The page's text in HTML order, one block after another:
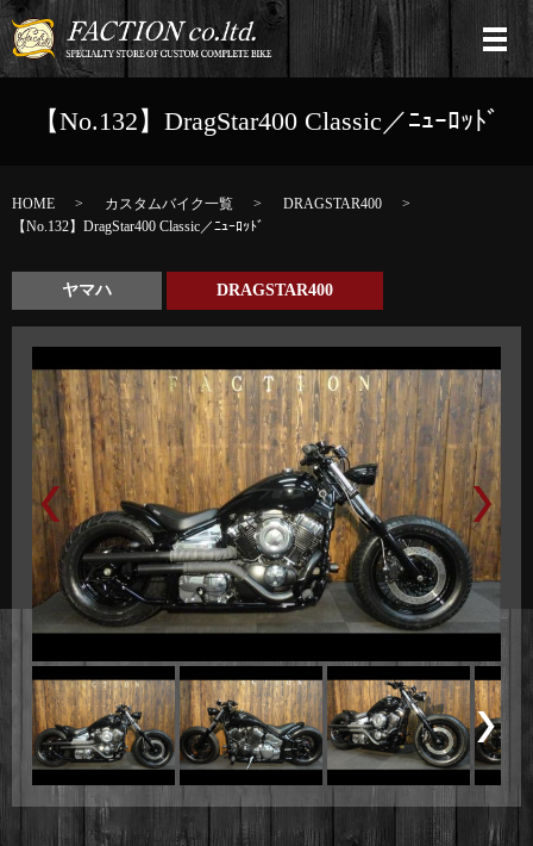
【No.132】DragStar400 Classic／ﾆｭｰﾛｯﾄﾞ
HOME カスタムバイク一覧
DRAGSTAR400
【No.132】DragStar400 Classic／ﾆｭｰﾛｯﾄﾞ
ヤマハ DRAGSTAR400